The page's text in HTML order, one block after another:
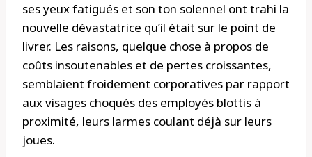
ses yeux fatigués et son ton solennel ont trahi la
nouvelle dévastatrice qu’il était sur le point de
livrer. Les raisons, quelque chose à propos de
coûts insoutenables et de pertes croissantes,
semblaient froidement corporatives par rapport
aux visages choqués des employés blottis à
proximité, leurs larmes coulant déjà sur leurs
joues.